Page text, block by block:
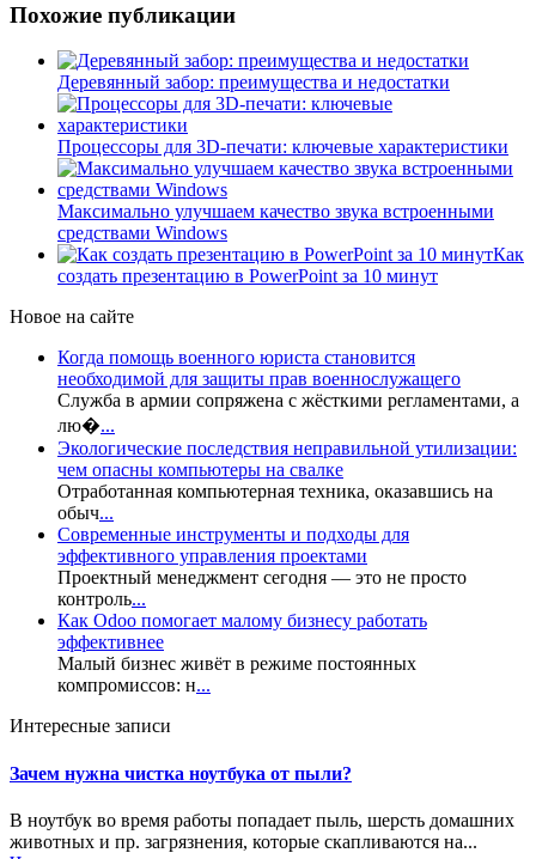
Похожие публикации
Деревянный забор: преимущества и недостатки
Процессоры для 3D-печати: ключевые характеристики
Максимально улучшаем качество звука встроенными
средствами Windows
Как
создать презентацию в PowerPoint за 10 минут
Новое на сайте
Когда помощь военного юриста становится
необходимой для защиты прав военнослужащего
Служба в армии сопряжена с жёсткими регламентами, а
лю�...
Экологические последствия неправильной утилизации:
чем опасны компьютеры на свалке
Отработанная компьютерная техника, оказавшись на
обыч...
Современные инструменты и подходы для
эффективного управления проектами
Проектный менеджмент сегодня — это не просто
контроль...
Как Odoo помогает малому бизнесу работать
эффективнее
Малый бизнес живёт в режиме постоянных
компромиссов: н...
Интересные записи
Зачем нужна чистка ноутбука от пыли?
В ноутбук во время работы попадает пыль, шерсть домашних
животных и пр. загрязнения, которые скапливаются на...